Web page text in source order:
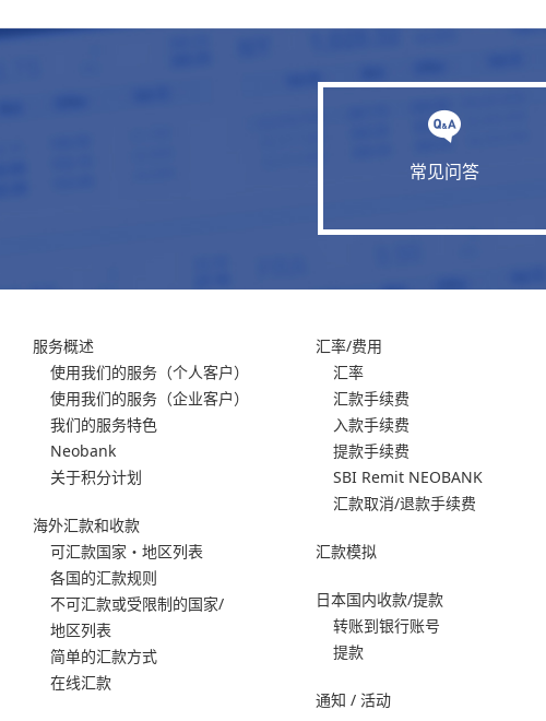
常见问答
服务概述
使用我们的服务 （个人客户）
使用我们的服务 （企业客户）
我们的服务特色
Neobank
关于积分计划
海外汇款和收款
可汇款国家・地区列表
各国的汇款规则
不可汇款或受限制的国家/
地区列表
简单的汇款方式
在线汇款
汇率/费用
汇率
汇款手续费
入款手续费
提款手续费
SBI Remit NEOBANK
汇款取消/退款手续费
汇款模拟
日本国内收款/提款
转账到银行账号
提款
通知 / 活动